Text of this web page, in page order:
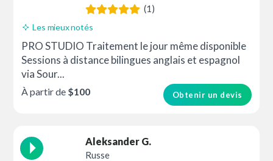
(1)
Les mieux notés
PRO STUDIO Traitement le jour même disponible
Sessions à distance bilingues anglais et espagnol
via Sour...
Obtenir un devis
À partir de $100
Aleksander G.
Russe